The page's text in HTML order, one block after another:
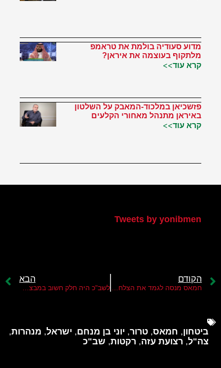
מדוע סעודיה בולמת את טראמפ
מלתקוף בעוצמה את איראן?
קרא עוד>>
פזשכיאן במלכוד-המאבק על השלטון
באיראן מתנהל מאחורי הקלעים
קרא עוד>>
Tweets by yonibmen
הקודם הבא
ביטחון, חמאס, טרור, יוני בן מנחם, ישראל, מנהרות,
צה"ל, רצועת עזה, רקטות, שב"כ